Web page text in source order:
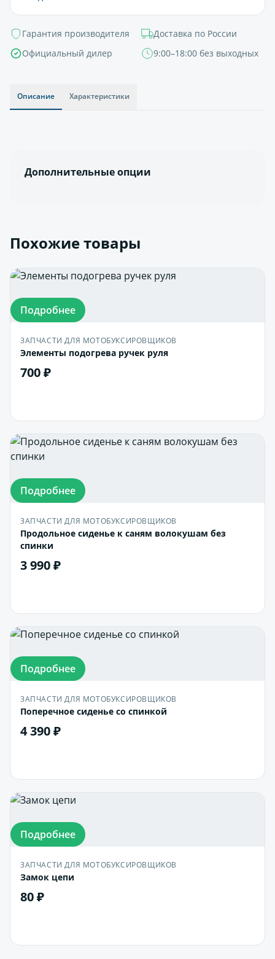
Гарантия производителя
Доставка по России
Официальный дилер
9:00–18:00 без выходных
Описание Характеристики
Дополнительные опции
Похожие товары
Подробнее
ЗАПЧАСТИ ДЛЯ МОТОБУКСИРОВЩИКОВ
Элементы подогрева ручек руля
700 ₽
Подробнее
ЗАПЧАСТИ ДЛЯ МОТОБУКСИРОВЩИКОВ
Продольное сиденье к саням волокушам без
спинки
3 990 ₽
Подробнее
ЗАПЧАСТИ ДЛЯ МОТОБУКСИРОВЩИКОВ
Поперечное сиденье со спинкой
4 390 ₽
Подробнее
ЗАПЧАСТИ ДЛЯ МОТОБУКСИРОВЩИКОВ
Замок цепи
80 ₽